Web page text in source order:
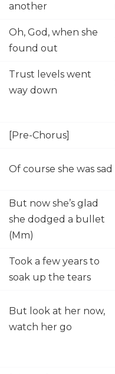
another
Oh, God, when she
found out
Trust levels went
way down
[Pre-Chorus]
Of course she was sad
But now she’s glad
she dodged a bullet
(Mm)
Took a few years to
soak up the tears
But look at her now,
watch her go